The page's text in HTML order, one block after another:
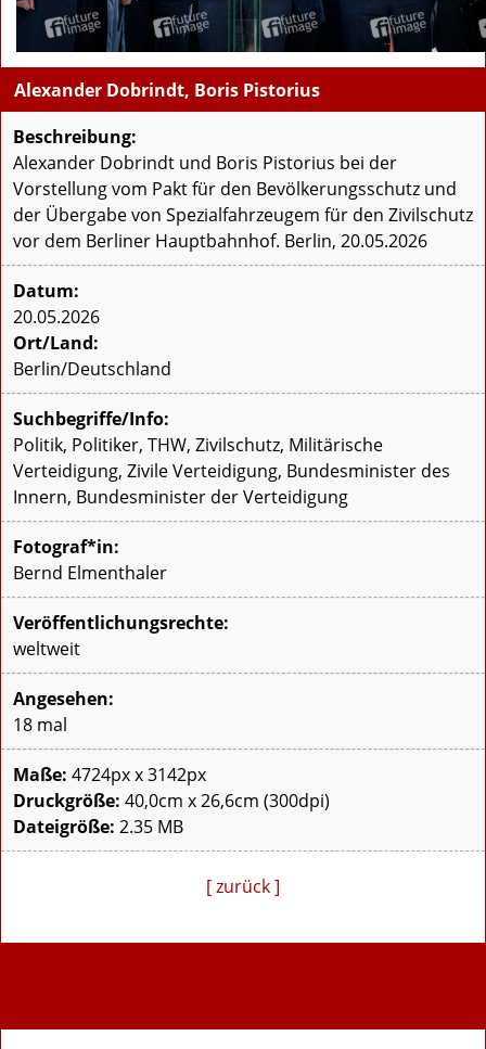
Alexander Dobrindt, Boris Pistorius
Beschreibung:
Alexander Dobrindt und Boris Pistorius bei der
Vorstellung vom Pakt für den Bevölkerungsschutz und
der Übergabe von Spezialfahrzeugem für den Zivilschutz
vor dem Berliner Hauptbahnhof. Berlin, 20.05.2026
Datum:
20.05.2026
Ort/Land:
Berlin/Deutschland
Suchbegriffe/Info:
Politik, Politiker, THW, Zivilschutz, Militärische
Verteidigung, Zivile Verteidigung, Bundesminister des
Innern, Bundesminister der Verteidigung
Fotograf*in:
Bernd Elmenthaler
Veröffentlichungsrechte:
weltweit
Angesehen:
18 mal
Maße: 4724px x 3142px
Druckgröße: 40,0cm x 26,6cm (300dpi)
Dateigröße: 2.35 MB
[ zurück ]